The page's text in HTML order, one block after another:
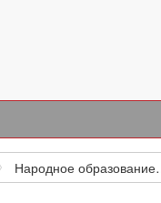
Народное